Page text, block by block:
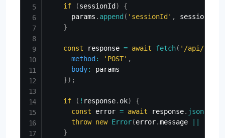
if
(sessionId )
{
      params
. append ( 'sessionId' , sessionId
}
const response = await fetch( '/api/v1/
method : 'POST' ,
body:
params
}) ;
if ( ! response. ok)
{
const error = await response. json
throw new Error(error.message
}